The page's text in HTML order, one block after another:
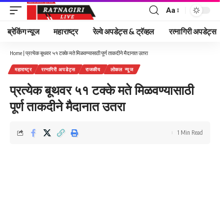
Font
Resizer
Aa
ब्रेकिंग न्यूज महाराष्ट्र रेल्वे अपडेट्स & ट्रॅव्हल रत्नागिरी अपडेट्स
Home | प्रत्येक बूथवर ५१ टक्के मते मिळवण्यासाठी पूर्ण ताकदीने मैदानात उतरा
महाराष्ट्र रत्नागिरी अपडेट्स राजकीय लोकल न्यूज
प्रत्येक बूथवर ५१ टक्के मते मिळवण्यासाठी
पूर्ण ताकदीने मैदानात उतरा
1 Min Read